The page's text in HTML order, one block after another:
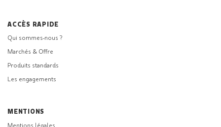
ACCÈS RAPIDE
Qui sommes-nous ?
Marchés & Offre
Produits standards
Les engagements
MENTIONS
Mentions légales